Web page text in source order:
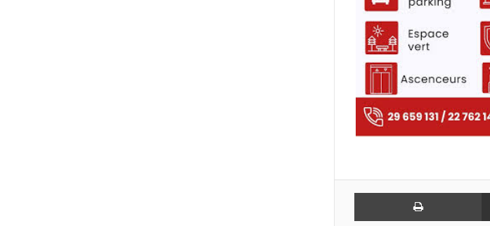
مشاركة عبر البريد طباعة